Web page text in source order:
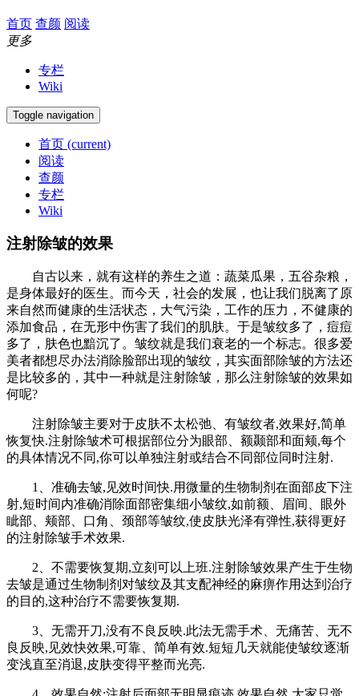
首页 查颜 阅读
更多
专栏
Wiki
Toggle navigation
首页 (current)
阅读
查颜
专栏
Wiki
注射除皱的效果
自古以来，就有这样的养生之道：蔬菜瓜果，五谷杂粮，
是身体最好的医生。而今天，社会的发展，也让我们脱离了原
来自然而健康的生活状态，大气污染，工作的压力，不健康的
添加食品，在无形中伤害了我们的肌肤。于是皱纹多了，痘痘
多了，肤色也黯沉了。皱纹就是我们衰老的一个标志。很多爱
美者都想尽办法消除脸部出现的皱纹，其实面部除皱的方法还
是比较多的，其中一种就是注射除皱，那么注射除皱的效果如
何呢?
注射除皱主要对于皮肤不太松弛、有皱纹者,效果好,简单
恢复快.注射除皱术可根据部位分为眼部、额颞部和面颊,每个
的具体情况不同,你可以单独注射或结合不同部位同时注射.
1、准确去皱,见效时间快.用微量的生物制剂在面部皮下注
射,短时间内准确消除面部密集细小皱纹,如前额、眉间、眼外
眦部、颊部、口角、颈部等皱纹,使皮肤光泽有弹性,获得更好
的注射除皱手术效果.
2、不需要恢复期,立刻可以上班.注射除皱效果产生于生物
去皱是通过生物制剂对皱纹及其支配神经的麻痹作用达到治疗
的目的,这种治疗不需要恢复期.
3、无需开刀,没有不良反映.此法无需手术、无痛苦、无不
良反映,见效快效果,可靠、简单有效.短短几天就能使皱纹逐渐
变浅直至消退,皮肤变得平整而光亮.